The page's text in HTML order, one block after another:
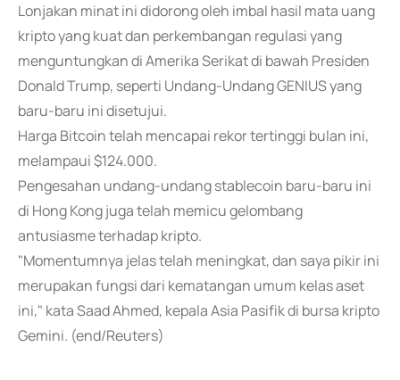
Lonjakan minat ini didorong oleh imbal hasil mata uang
kripto yang kuat dan perkembangan regulasi yang
menguntungkan di Amerika Serikat di bawah Presiden
Donald Trump, seperti Undang-Undang GENIUS yang
baru-baru ini disetujui.
Harga Bitcoin telah mencapai rekor tertinggi bulan ini,
melampaui $124.000.
Pengesahan undang-undang stablecoin baru-baru ini
di Hong Kong juga telah memicu gelombang
antusiasme terhadap kripto.
"Momentumnya jelas telah meningkat, dan saya pikir ini
merupakan fungsi dari kematangan umum kelas aset
ini," kata Saad Ahmed, kepala Asia Pasifik di bursa kripto
Gemini. (end/Reuters)